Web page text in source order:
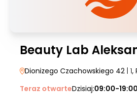
Beauty Lab
Dionizego Czachowskiego 42 | 1,
Teraz otwarteDzisiaj:09:00-19:00